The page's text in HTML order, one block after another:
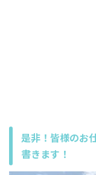
是非！皆様のお
書きます！